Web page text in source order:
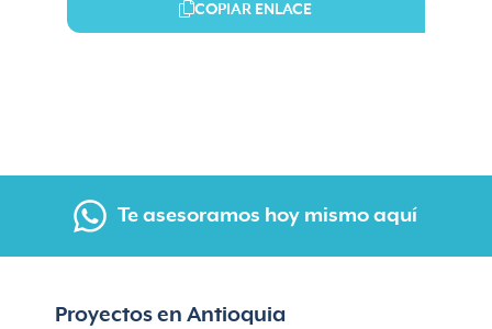
COPIAR ENLACE
Te asesoramos hoy mismo aquí
Proyectos en Antioquia